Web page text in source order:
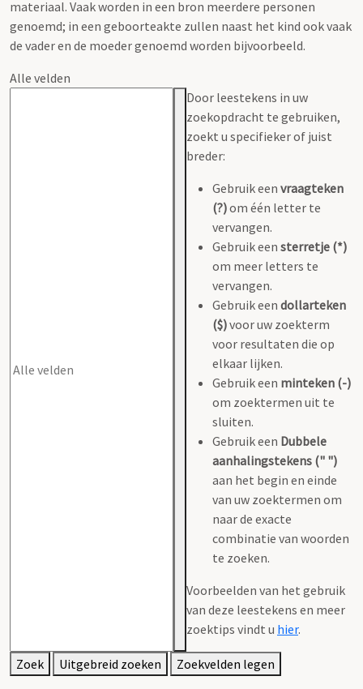
materiaal. Vaak worden in een bron meerdere personen
genoemd; in een geboorteakte zullen naast het kind ook vaak
de vader en de moeder genoemd worden bijvoorbeeld.
Alle velden
Door leestekens in uw
zoekopdracht te gebruiken,
zoekt u specifieker of juist
breder:
Gebruik een vraagteken
(?)om één letter te
vervangen.
Gebruik een sterretje (*)
om meer letters te
vervangen.
Gebruik een dollarteken
($)voor uw zoekterm
voor resultaten die op
elkaar lijken.
Gebruik een minteken (-)
om zoektermen uit te
sluiten.
Gebruik een Dubbele
aanhalingstekens (" ")
aan het begin en einde
van uw zoektermen om
naar de exacte
combinatie van woorden
te zoeken.
Voorbeelden van het gebruik
van deze leestekens en meer
zoektips vindt u hier.
Zoek Uitgebreid zoeken Zoekvelden legen